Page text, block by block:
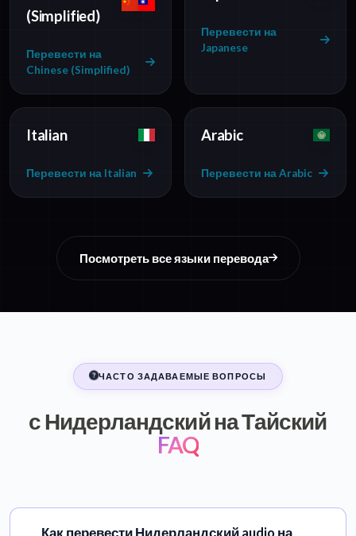
(Simplified)
Перевести на
Chinese (Simplified)
Перевести на
Japanese
Italian
Перевести на Italian
Arabic
Перевести на Arabic
Посмотреть все языки перевода
ЧАСТО ЗАДАВАЕМЫЕ ВОПРОСЫ
с Нидерландский на Тайский
FAQ
Как перевести Нидерландский audio на